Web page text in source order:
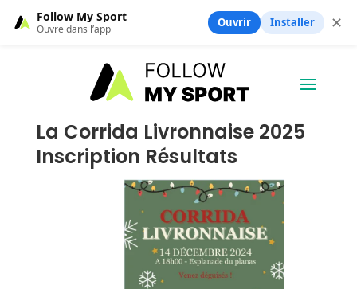
La Corrida Livronnaise 2025
Inscription Résultats
Follow My Sport
Ouvre dans l’app Ouvrir Installer ✕